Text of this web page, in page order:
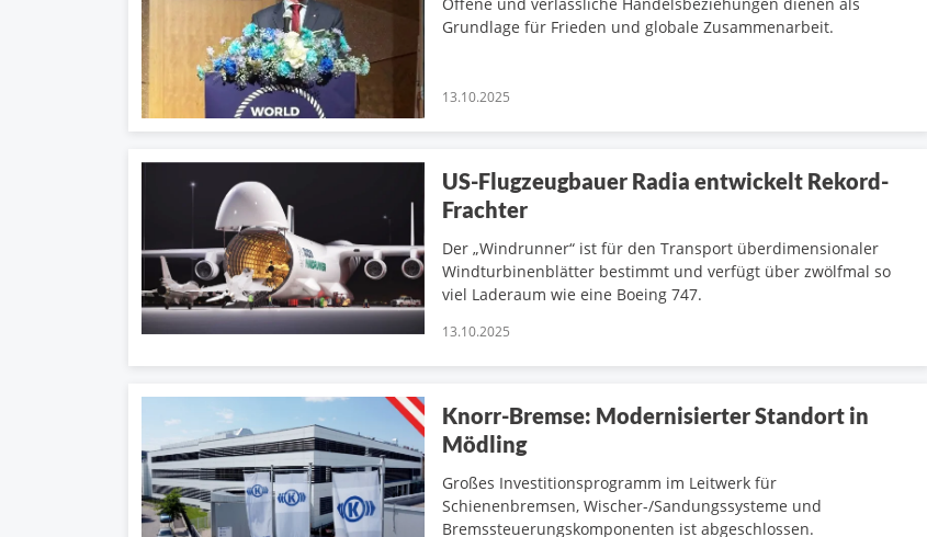
Grundlage für Frieden und globale Zusammenarbeit.
13.10.2025
US-Flugzeugbauer Radia entwickelt Rekord-
Frachter
Der „Windrunner“ ist für den Transport überdimensionaler
Windturbinenblätter bestimmt und verfügt über zwölfmal so
viel Laderaum wie eine Boeing 747.
13.10.2025
Knorr-Bremse: Modernisierter Standort in
Mödling
Großes Investitionsprogramm im Leitwerk für
Schienenbremsen, Wischer-/Sandungssysteme und
Bremssteuerungskomponenten ist abgeschlossen.